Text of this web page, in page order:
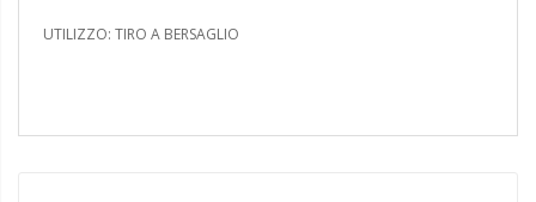
UTILIZZO: TIRO A BERSAGLIO